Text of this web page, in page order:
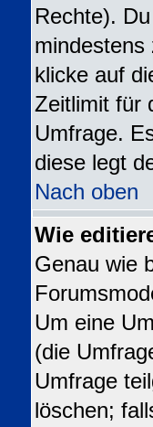
Rechte).
mindestens
klicke auf
Zeitlimit für
Umfrage.
diese legt
Nach oben
Wie
Genau wie
Um eine
(die
Umfrage
löschen;